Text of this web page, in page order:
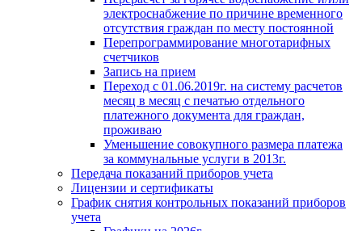
электроснабжение по причине временного
отсутствия граждан по месту постоянной
Перепрограммирование многотарифных
счетчиков
Запись на прием
Переход с 01.06.2019г. на систему расчетов
месяц в месяц с печатью отдельного
платежного документа для граждан,
проживаю
Уменьшение совокупного размера платежа
за коммунальные услуги в 2013г.
Передача показаний приборов учета
Лицензии и сертификаты
График снятия контрольных показаний приборов
учета